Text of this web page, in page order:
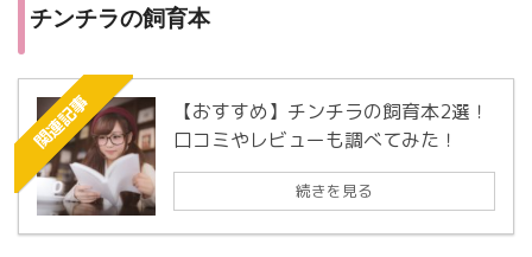
チンチラの飼育本
関連記事
【おすすめ】チンチラの飼育本2選！
口コミやレビューも調べてみた！
続きを見る